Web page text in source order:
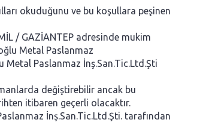
okuduğunu ve bu koşullara peşinen
/ GAZİANTEP adresinde mukim
Metal Paslanmaz
Paslanmaz İnş.San.Tic.Ltd.Şti
değiştirebilir ancak bu
itibaren geçerli olacaktır.
İnş.San.Tic.Ltd.Şti. tarafından